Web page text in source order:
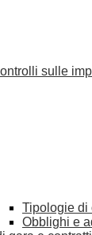
sulle
Tipologie di
Obblighi e